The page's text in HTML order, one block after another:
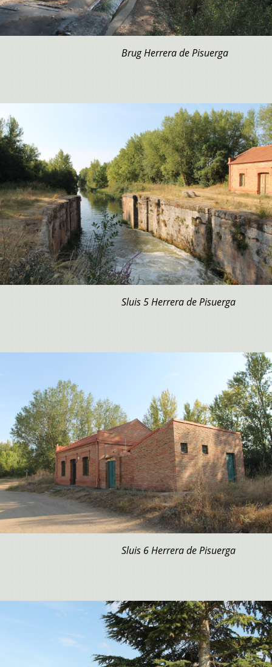
Brug Herrera de Pisuerga
Sluis 5 Herrera de Pisuerga
Sluis 6 Herrera de Pisuerga